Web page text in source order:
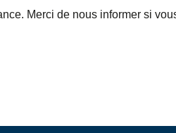
Merci de nous informer si